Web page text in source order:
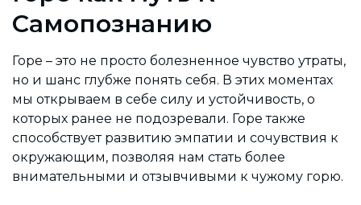
Самопознанию
Горе – это не просто болезненное чувство утраты,
но и шанс глубже понять себя. В этих моментах
мы открываем в себе силу и устойчивость, о
которых ранее не подозревали. Горе также
способствует развитию эмпатии и сочувствия к
окружающим, позволяя нам стать более
внимательными и отзывчивыми к чужому горю.